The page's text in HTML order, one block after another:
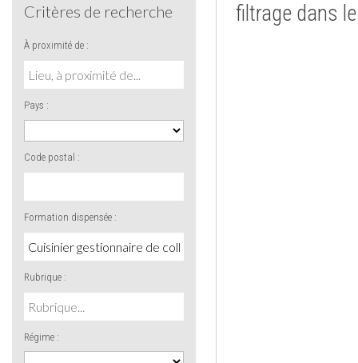
Critères de recherche
À proximité de :
Pays :
Code postal :
Formation dispensée :
Rubrique :
Régime :
filtrage dans